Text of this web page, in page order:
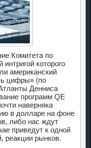
Комитета по
которого
американский
цифры» (по
Денниса
программ QE
наверняка
в долларе на фоне
либо нас ждут
приведут к одной
реакции рынков.